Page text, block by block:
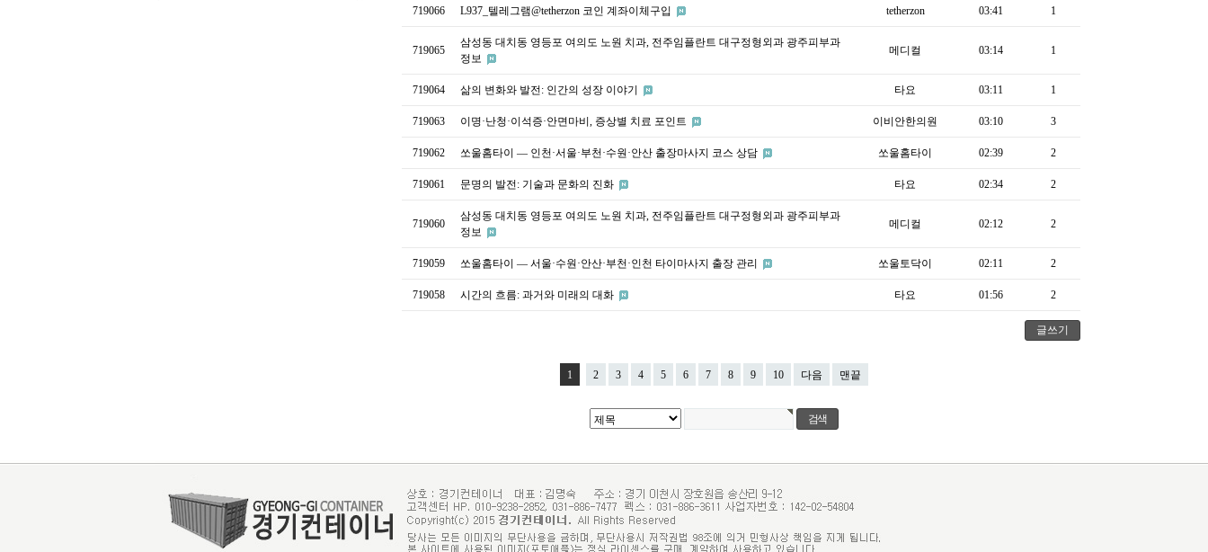
719066 L937_텔레그램@tetherzon 코인 계좌이체구입 tetherzon 03:41 1
719065
삼성동 대치동 영등포 여의도 노원 치과, 전주임플란트 대구정형외과 광주피부과
정보
메디컬 03:14 1
719064 삶의 변화와 발전: 인간의 성장 이야기 타요 03:11 1
719063 이명·난청·이석증·안면마비, 증상별 치료 포인트 이비안한의원 03:10 3
719062 쏘울홈타이 — 인천·서울·부천·수원·안산 출장마사지 코스 상담 쏘울홈타이 02:39 2
719061 문명의 발전: 기술과 문화의 진화 타요 02:34 2
719060
삼성동 대치동 영등포 여의도 노원 치과, 전주임플란트 대구정형외과 광주피부과
정보
메디컬 02:12 2
719059 쏘울홈타이 — 서울·수원·안산·부천·인천 타이마사지 출장 관리 쏘울토닥이 02:11 2
719058 시간의 흐름: 과거와 미래의 대화 타요 01:56 2
글쓰기
1 2 3 4 5 6 7 8 9 10 다음 맨끝